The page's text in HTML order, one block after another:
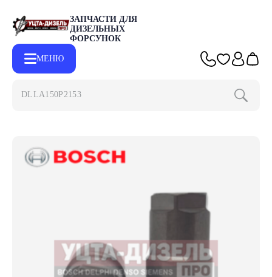
ЗАПЧАСТИ ДЛЯ
ДИЗЕЛЬНЫХ
ФОРСУНОК
МЕНЮ
DLLA150P2153